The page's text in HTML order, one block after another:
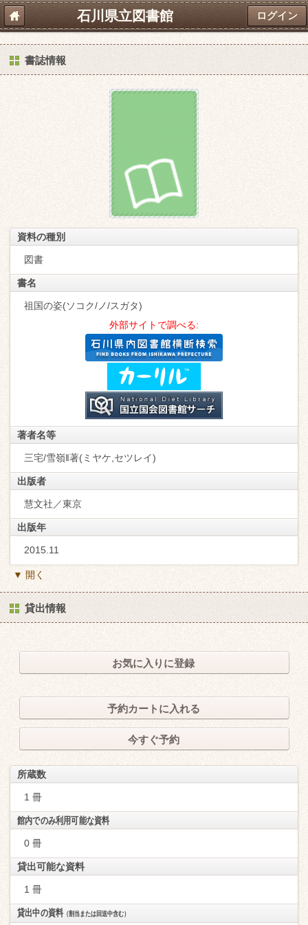
石川県立図書館 ログイン
書誌情報
資料の種別
図書
書名
祖国の姿(ソコク/ノ/スガタ)
外部サイトで調べる:
著者名等
三宅/雪嶺‖著(ミヤケ,セツレイ)
出版者
慧文社／東京
出版年
2015.11
▼ 開く
貸出情報
お気に入りに登録
予約カートに入れる
今すぐ予約
所蔵数
1 冊
館内でのみ利用可能な資料
0 冊
貸出可能な資料
1 冊
貸出中の資料（割当または回送中含む）